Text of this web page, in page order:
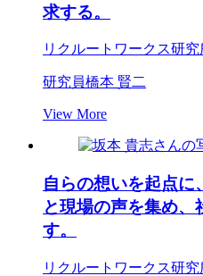
求する。
リクルートワークス研究
研究員橋本 賢二
View More
自らの想いを起点に
と現場の声を集め
す。
リクルートワークス研究